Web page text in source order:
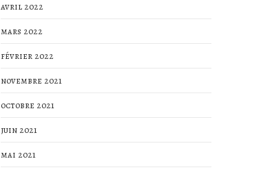
avril 2022
mars 2022
février 2022
novembre 2021
octobre 2021
juin 2021
mai 2021